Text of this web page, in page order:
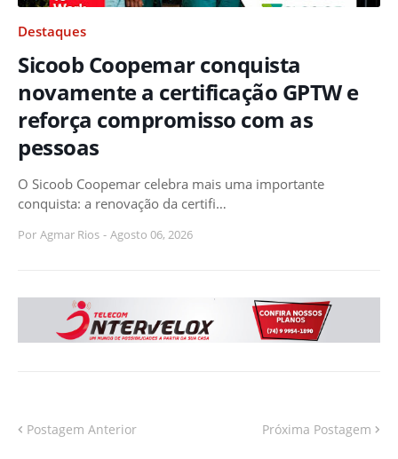
Destaques
Sicoob Coopemar conquista
novamente a certificação GPTW e
reforça compromisso com as
pessoas
O Sicoob Coopemar celebra mais uma importante
conquista: a renovação da certifi…
Por Agmar Rios - Agosto 06, 2026
Postagem Anterior Próxima Postagem